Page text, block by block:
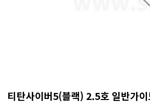
티탄사이버5(블랙) 2.5호 일반가